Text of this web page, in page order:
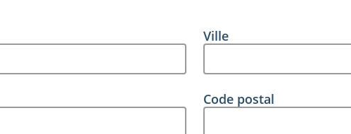
Ville
Code postal